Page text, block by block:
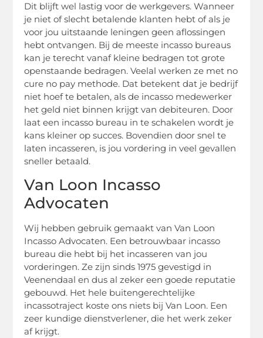
Dit blijft wel lastig voor de werkgevers. Wanneer
je niet of slecht betalende klanten hebt of als je
voor jou uitstaande leningen geen aflossingen
hebt ontvangen. Bij de meeste incasso bureaus
kan je terecht vanaf kleine bedragen tot grote
openstaande bedragen. Veelal werken ze met no
cure no pay methode. Dat betekent dat je bedrijf
niet hoef te betalen, als de incasso medewerker
het geld niet binnen krijgt van debiteuren. Door
laat een incasso bureau in te schakelen wordt je
kans kleiner op succes. Bovendien door snel te
laten incasseren, is jou vordering in veel gevallen
sneller betaald.
Van Loon Incasso
Advocaten
Wij hebben gebruik gemaakt van Van Loon
Incasso Advocaten. Een betrouwbaar incasso
bureau die hebt bij het incasseren van jou
vorderingen. Ze zijn sinds 1975 gevestigd in
Veenendaal en dus al zeker een goede reputatie
gebouwd. Het hele buitengerechtelijke
incassotraject koste ons niets bij Van Loon. Een
zeer kundige dienstverlener, die het werk zeker
af krijgt.